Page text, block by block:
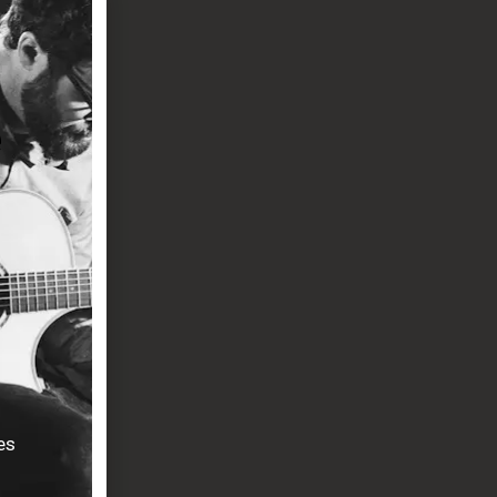
prix.